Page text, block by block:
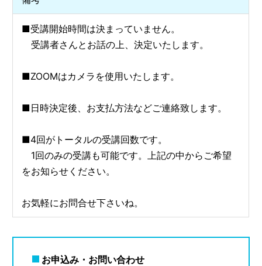
■受講開始時間は決まっていません。
受講者さんとお話の上、決定いたします。
■ZOOMはカメラを使用いたします。
■日時決定後、お支払方法などご連絡致します。
■4回がトータルの受講回数です。
1回のみの受講も可能です。上記の中からご希望
をお知らせください。
お気軽にお問合せ下さいね。
お申込み・お問い合わせ